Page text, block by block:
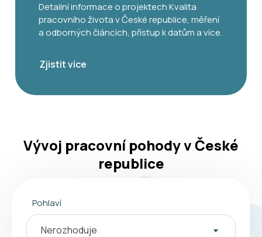
Detailní informace o projektech Kvalita
pracovního života v České republice, měření
a odborných článcích, přístup k datům a více.
Zjistit více
Vývoj pracovní pohody v České
republice
Pohlaví
Nerozhoduje